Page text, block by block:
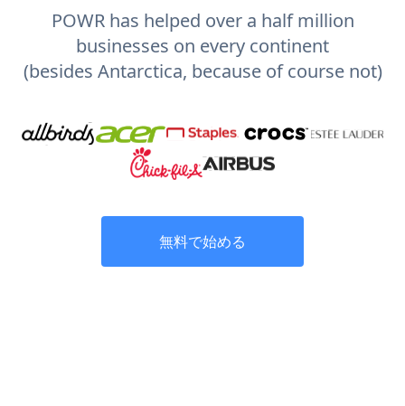
POWR has helped over a half million
businesses on every continent
(besides Antarctica, because of course not)
無料で始める